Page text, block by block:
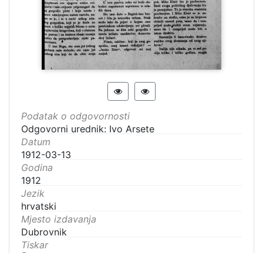
Podatak o odgovornosti
Odgovorni urednik: Ivo Arsete
Datum
1912-03-13
Godina
1912
Jezik
hrvatski
Mjesto izdavanja
Dubrovnik
Tiskar